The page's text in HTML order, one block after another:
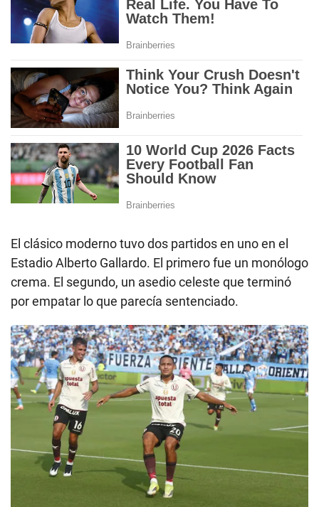
El clásico moderno tuvo dos partidos en uno en el
Estadio Alberto Gallardo. El primero fue un monólogo
crema. El segundo, un asedio celeste que terminó
por empatar lo que parecía sentenciado.